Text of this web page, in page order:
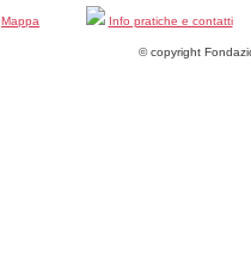
Mappa Info pratiche e contatti
© copyright